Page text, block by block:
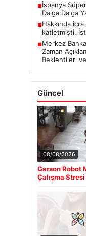
■İspanya
Dalga Dalga
■Hakkında
katletmişti.
■Merkez
Zaman
Beklentileri
Güncel
08/08/2026
Garson Robot
Çalışma